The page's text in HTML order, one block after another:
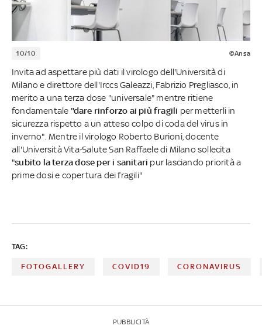
10/10 ©Ansa
Invita ad aspettare più dati il virologo dell'Università di
Milano e direttore dell'Irccs Galeazzi, Fabrizio Pregliasco, in
merito a una terza dose "universale" mentre ritiene
fondamentale "dare rinforzo ai più fragili per metterli in
sicurezza rispetto a un atteso colpo di coda del virus in
inverno". Mentre il virologo Roberto Burioni, docente
all'Università Vita-Salute San Raffaele di Milano sollecita
"subito la terza dose per i sanitari pur lasciando priorità a
prime dosi e copertura dei fragili"
TAG:
FOTOGALLERY COVID19 CORONAVIRUS
PUBBLICITÀ